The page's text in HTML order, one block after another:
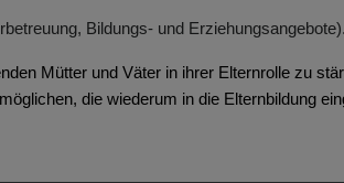
Bildungs- und Erziehungsangebote).
Mütter und Väter in ihrer Elternrolle zu
die wiederum in die Elternbildung